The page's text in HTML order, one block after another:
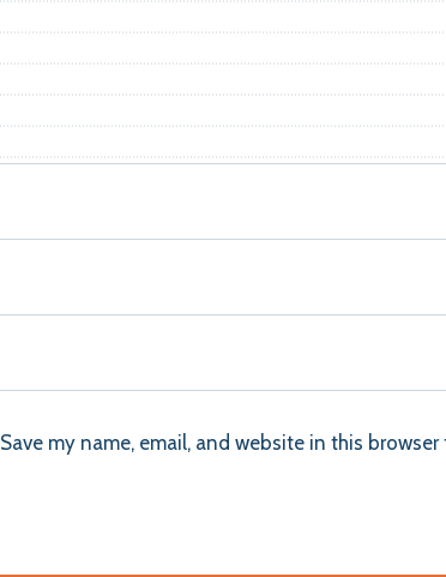
Save my name, email, and website in this